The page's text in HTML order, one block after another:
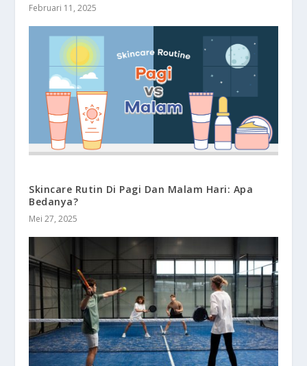
Februari 11, 2025
Skincare Rutin Di Pagi Dan Malam Hari: Apa
Bedanya?
Mei 27, 2025